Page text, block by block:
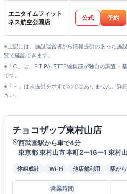
エニタイムフィット
ネス航空公園店
公式 予約
※上記には、施設運営者から情報提供のあった施
覧で確認できます。
※「○」は、FIT PALETTE編集部が独自の調査・
です。
※「－」は未提供を示すものではありません。詳
さい。
チョコザップ東村山店
西武園駅から車で4分
東京都 東村山市 本町2ー16ー1 東村
体組成計 Wi-Fi 他店舗利用 駅か
営業時間